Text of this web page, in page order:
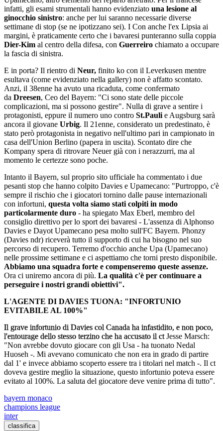
infatti, gli esami strumentali hanno evidenziato una lesione al
ginocchio sinistro: anche per lui saranno necessarie diverse
settimane di stop (se ne ipotizzano sei). I Con anche l'ex Lipsia ai
margini, è praticamente certo che i bavaresi punteranno sulla coppia
Dier-Kim al centro della difesa, con Guerreiro chiamato a occupare
la fascia di sinistra.
E in porta? Il rientro di Neur, finito ko con il Leverkusen mentre
esultava (come evidenziato nella gallery) non è affatto scontato.
Anzi, il 38enne ha avuto una ricaduta, come confermato
da Dreesen, Ceo del Bayern: "Ci sono state delle piccole
complicazioni, ma si possono gestire". Nulla di grave a sentire i
protagonisti, eppure il numero uno contro St.Pauli e Augsburg sarà
ancora il giovane Urbig. Il 21enne, considerato un predestinato, è
stato però protagonista in negativo nell'ultimo pari in campionato in
casa dell'Union Berlino (papera in uscita). Scontato dire che
Kompany spera di ritrovare Neuer già con i nerazzurri, ma al
momento le certezze sono poche.
Intanto il Bayern, sul proprio sito ufficiale ha commentato i due
pesanti stop che hanno colpito Davies e Upamecano: "Purtroppo, c'è
sempre il rischio che i giocatori tornino dalle pause internazionali
con infortuni, questa volta siamo stati colpiti in modo
particolarmente duro - ha spiegato Max Eberl, membro del
consiglio direttivo per lo sport dei bavaresi - L'assenza di Alphonso
Davies e Dayot Upamecano pesa molto sull'FC Bayern. Phonzy
(Davies ndr) riceverà tutto il supporto di cui ha bisogno nel suo
percorso di recupero. Terremo d'occhio anche Upa (Upamecano)
nelle prossime settimane e ci aspettiamo che torni presto disponibile.
Abbiamo una squadra forte e compenseremo queste assenze.
Ora ci uniremo ancora di più. La qualità c'è per continuare a
perseguire i nostri grandi obiettivi".
L'AGENTE DI DAVIES TUONA: "INFORTUNIO
EVITABILE AL 100%"
Il grave infortunio di Davies col Canada ha infastidito, e non poco,
l'entourage dello stesso terzino che ha accusato il ctJesse Marsch:
"Non avrebbe dovuto giocare con gli Usa - ha tuonato Nedal
Huoseh -. Mi avevano comunicato che non era in grado di partire
dal 1' e invece abbiamo scoperto essere tra i titolari nel match -. Il ct
doveva gestire meglio la situazione, questo infortunio poteva essere
evitato al 100%. La saluta del giocatore deve venire prima di tutto".
bayern monaco
champions league
inter
classifica